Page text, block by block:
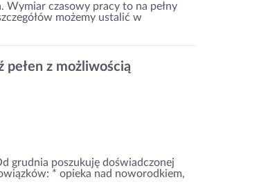
Wymiar czasowy pracy to na pełny
możemy ustalić w
pełen z możliwością
grudnia poszukuję doświadczonej
* opieka nad noworodkiem,